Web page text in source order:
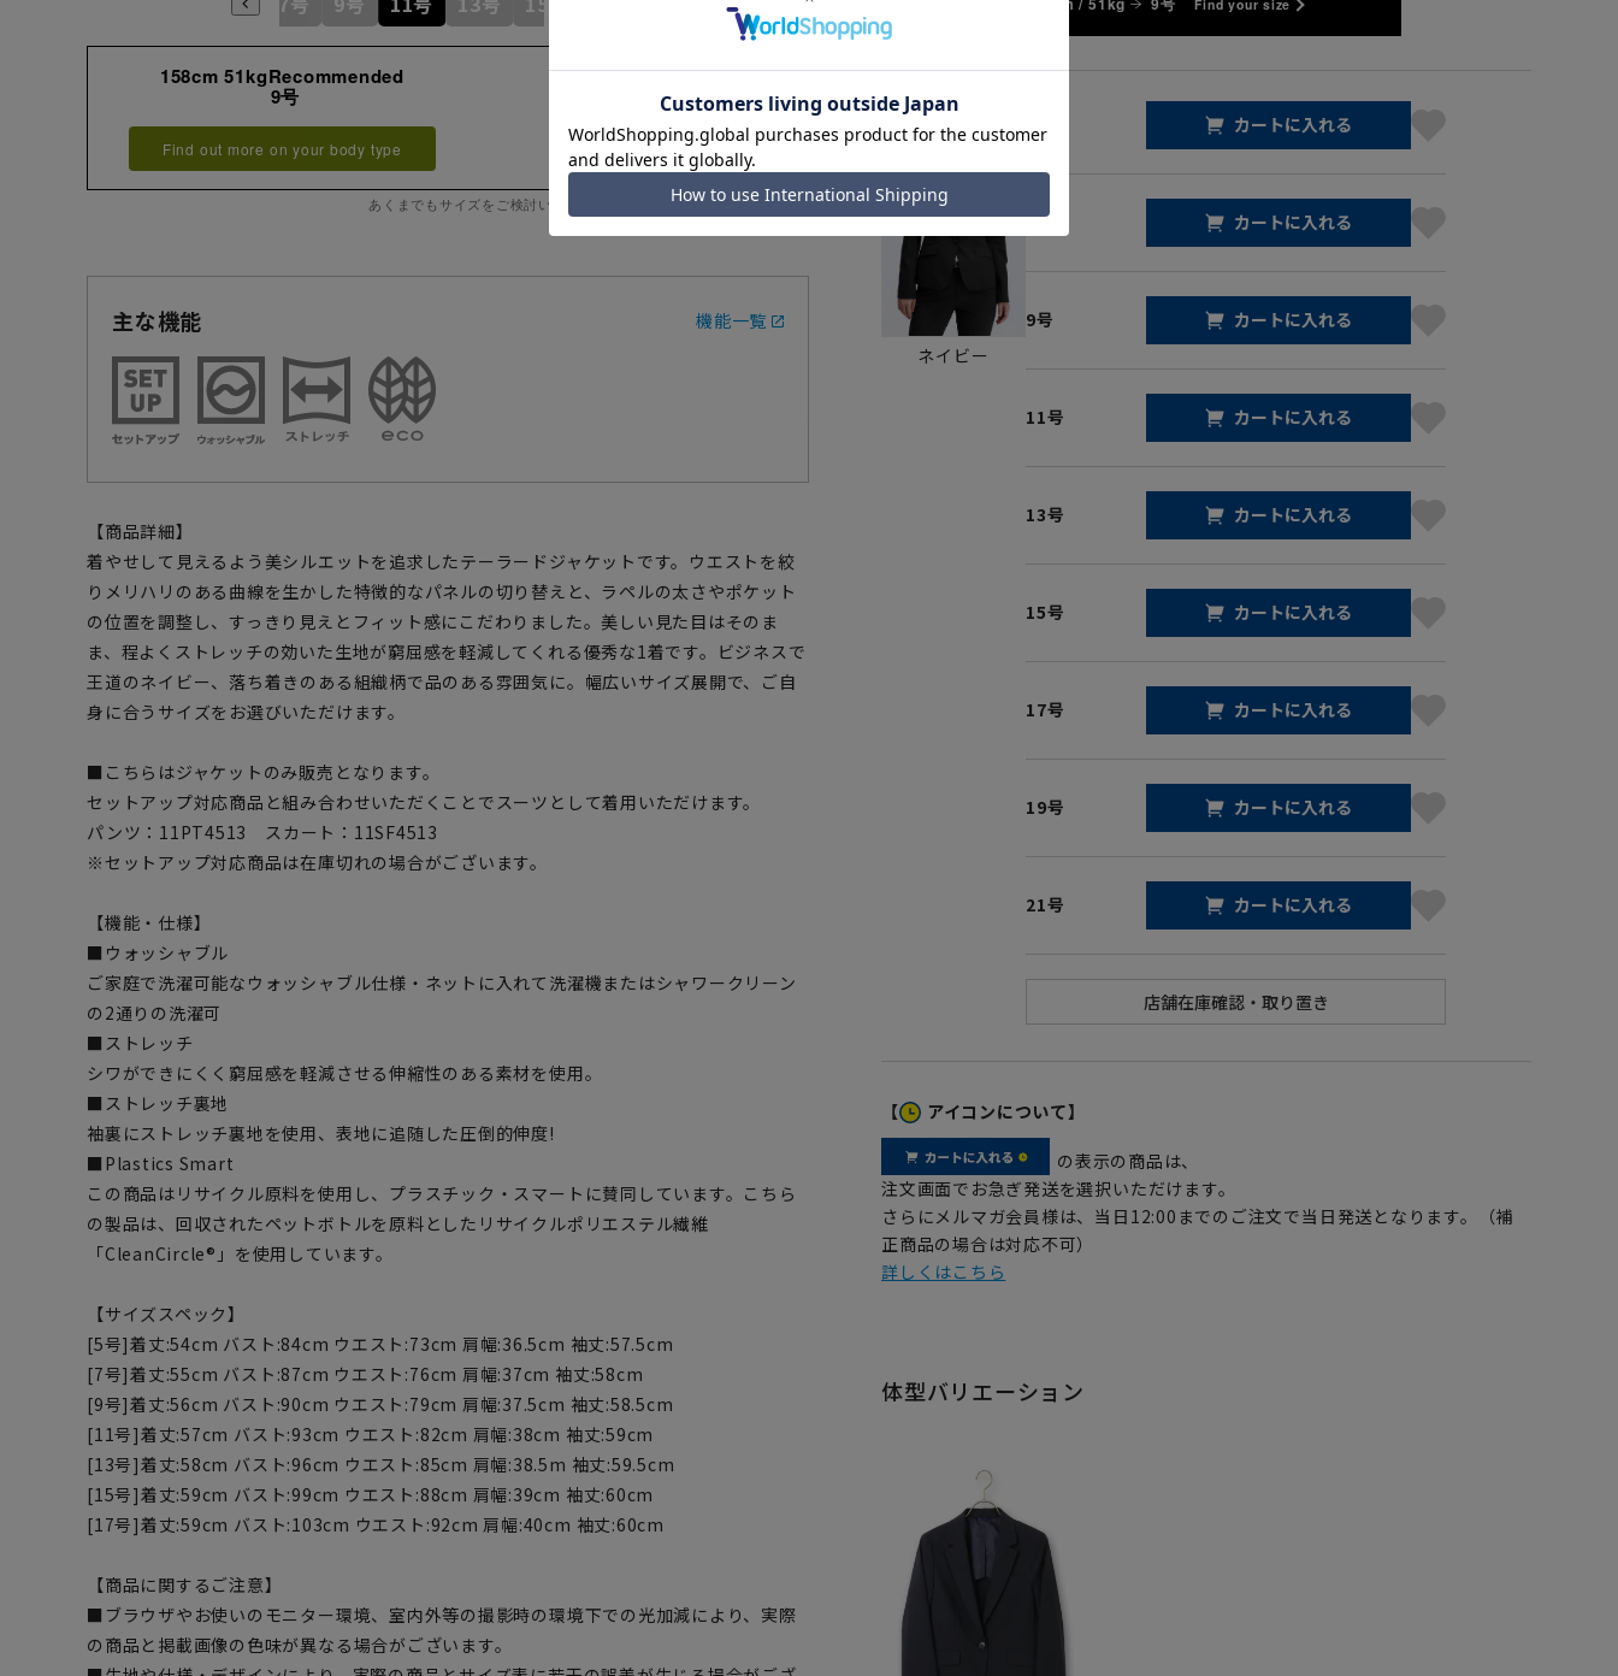
158cm 51kgRecommended
9号
Find out more on your body type
あくまでもサイズをご検討いただく際の目安となります。
主な機能 機能一覧
【商品詳細】
着やせして見えるよう美シルエットを追求したテーラードジャケットです。ウエストを絞
りメリハリのある曲線を生かした特徴的なパネルの切り替えと、ラペルの太さやポケット
の位置を調整し、すっきり見えとフィット感にこだわりました。美しい見た目はそのま
ま、程よくストレッチの効いた生地が窮屈感を軽減してくれる優秀な1着です。ビジネスで
王道のネイビー、落ち着きのある組織柄で品のある雰囲気に。幅広いサイズ展開で、ご自
身に合うサイズをお選びいただけます。
■こちらはジャケットのみ販売となります。
セットアップ対応商品と組み合わせいただくことでスーツとして着用いただけます。
パンツ：11PT4513 スカート：11SF4513
※セットアップ対応商品は在庫切れの場合がございます。
【機能・仕様】
■ウォッシャブル
ご家庭で洗濯可能なウォッシャブル仕様・ネットに入れて洗濯機またはシャワークリーン
の2通りの洗濯可
■ストレッチ
シワができにくく窮屈感を軽減させる伸縮性のある素材を使用。
■ストレッチ裏地
袖裏にストレッチ裏地を使用、表地に追随した圧倒的伸度!
■Plastics Smart
この商品はリサイクル原料を使用し、プラスチック・スマートに賛同しています。こちら
の製品は、回収されたペットボトルを原料としたリサイクルポリエステル繊維
「CleanCircle®」を使用しています。
【サイズスペック】
[5号]着丈:54cm バスト:84cm ウエスト:73cm 肩幅:36.5cm 袖丈:57.5cm
[7号]着丈:55cm バスト:87cm ウエスト:76cm 肩幅:37cm 袖丈:58cm
[9号]着丈:56cm バスト:90cm ウエスト:79cm 肩幅:37.5cm 袖丈:58.5cm
[11号]着丈:57cm バスト:93cm ウエスト:82cm 肩幅:38cm 袖丈:59cm
[13号]着丈:58cm バスト:96cm ウエスト:85cm 肩幅:38.5m 袖丈:59.5cm
[15号]着丈:59cm バスト:99cm ウエスト:88cm 肩幅:39cm 袖丈:60cm
[17号]着丈:59cm バスト:103cm ウエスト:92cm 肩幅:40cm 袖丈:60cm
【商品に関するご注意】
■ブラウザやお使いのモニター環境、室内外等の撮影時の環境下での光加減により、実際
の商品と掲載画像の色味が異なる場合がございます。
Find your size
ネイビー
カートに入れる
7号 カートに入れる
9号 カートに入れる
11号 カートに入れる
13号 カートに入れる
15号 カートに入れる
17号 カートに入れる
19号 カートに入れる
21号 カートに入れる
【 アイコンについて】
の表示の商品は、
注文画面でお急ぎ発送を選択いただけます。
さらにメルマガ会員様は、当日12:00までのご注文で当日発送となります。（補
正商品の場合は対応不可）
詳しくはこちら
体型バリエーション